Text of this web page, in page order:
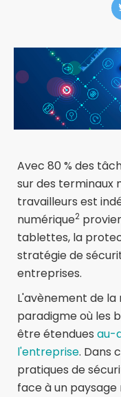
Avec 80 % des
sur des terminaux
travailleurs est
numérique2
tablettes, la
stratégie de
entreprises.
L'avènement de
paradigme où les
être étendues au-
l'entreprise. Dans
pratiques de
face à un